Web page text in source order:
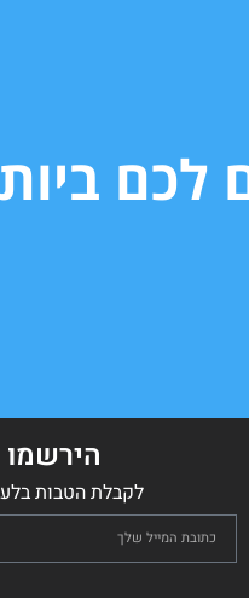
לכם
הירשמו
לקבלת הטבות